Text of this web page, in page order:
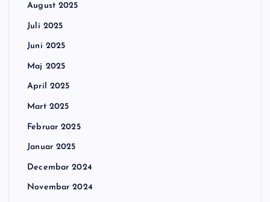
August 2025
Juli 2025
Juni 2025
Maj 2025
April 2025
Mart 2025
Februar 2025
Januar 2025
Decembar 2024
Novembar 2024